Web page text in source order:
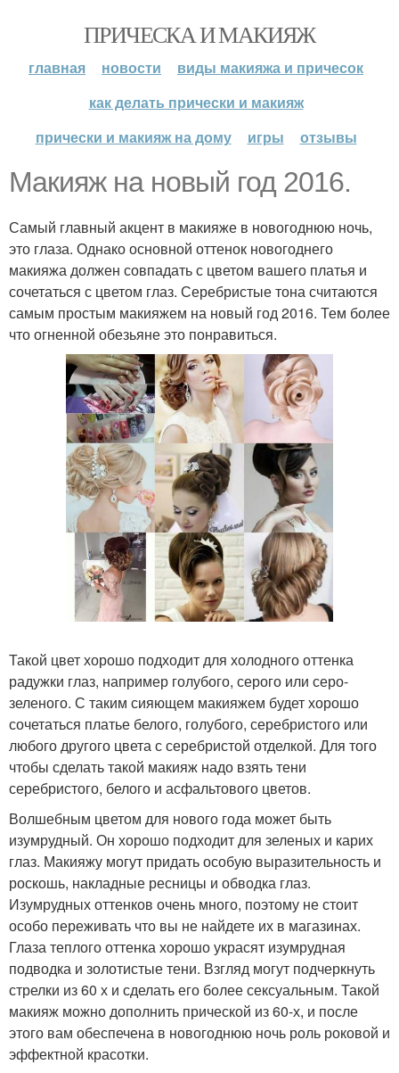
ПРИЧЕСКА И МАКИЯЖ
главная новости
виды макияжа и причесок
как делать прически и макияж
прически и макияж на дому
игры отзывы
Макияж на новый год 2016.
Самый главный акцент в макияже в новогоднюю ночь,
это глаза. Однако основной оттенок новогоднего
макияжа должен совпадать с цветом вашего платья и
сочетаться с цветом глаз. Серебристые тона считаются
самым простым макияжем на новый год 2016. Тем более
что огненной обезьяне это понравиться.
Такой цвет хорошо подходит для холодного оттенка
радужки глаз, например голубого, серого или серо-
зеленого. С таким сияющем макияжем будет хорошо
сочетаться платье белого, голубого, серебристого или
любого другого цвета с серебристой отделкой. Для того
чтобы сделать такой макияж надо взять тени
серебристого, белого и асфальтового цветов.
Волшебным цветом для нового года может быть
изумрудный. Он хорошо подходит для зеленых и карих
глаз. Макияжу могут придать особую выразительность и
роскошь, накладные ресницы и обводка глаз.
Изумрудных оттенков очень много, поэтому не стоит
особо переживать что вы не найдете их в магазинах.
Глаза теплого оттенка хорошо украсят изумрудная
подводка и золотистые тени. Взгляд могут подчеркнуть
стрелки из 60 х и сделать его более сексуальным. Такой
макияж можно дополнить прической из 60-х, и после
этого вам обеспечена в новогоднюю ночь роль роковой и
эффектной красотки.